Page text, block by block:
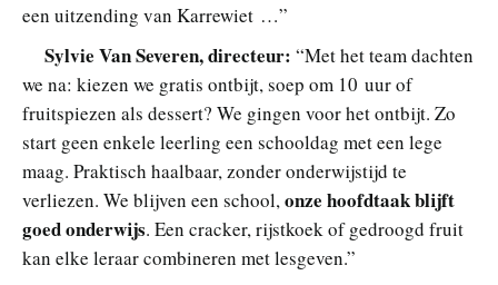
een uitzending van Karrewiet …”
Sylvie Van Severen, directeur: “Met het team dachten
we na: kiezen we gratis ontbijt, soep om 10 uur of
fruitspiezen als dessert? We gingen voor het ontbijt. Zo
start geen enkele leerling een schooldag met een lege
maag. Praktisch haalbaar, zonder onderwijstijd te
verliezen. We blijven een school, onze hoofdtaak blijft
goed onderwijs. Een cracker, rijstkoek of gedroogd fruit
kan elke leraar combineren met lesgeven.”